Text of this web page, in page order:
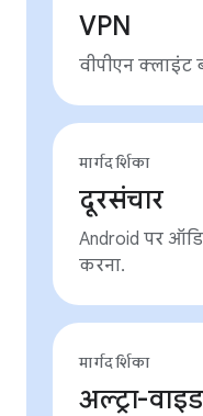
VPN
वीपीएन क्लाइंट
मार्गदर्शिका
दूरसंचार
Android पर
करना.
मार्गदर्शिका
अल्ट्रा-